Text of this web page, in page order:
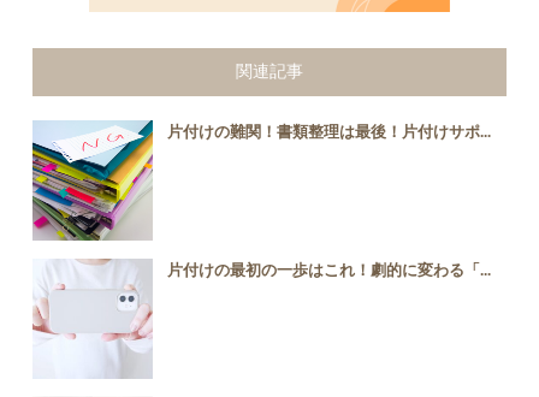
関連記事
片付けの難関！書類整理は最後！片付けサポ...
片付けの最初の一歩はこれ！劇的に変わる「...